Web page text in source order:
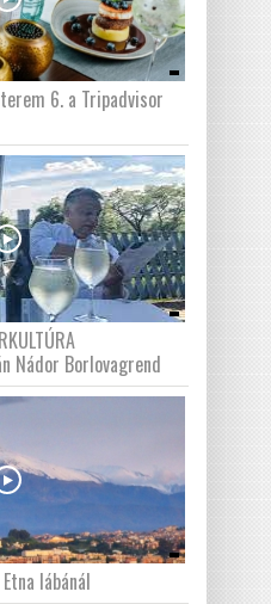
6. a Tripadvisor
Nádor Borlovagrend
lábánál